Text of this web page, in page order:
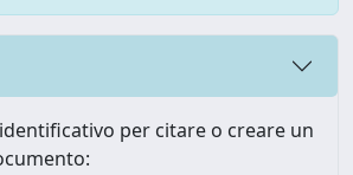
per citare o creare un